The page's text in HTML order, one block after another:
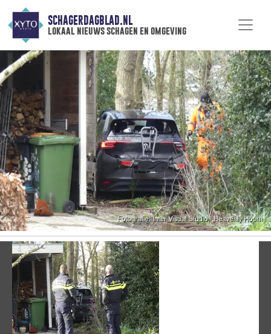
SCHAGERDAGBLAD.NL
lokaal nieuws schagen en omgeving
Vorige